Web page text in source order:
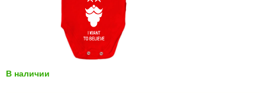
Имя пользователя (логин)
В наличии